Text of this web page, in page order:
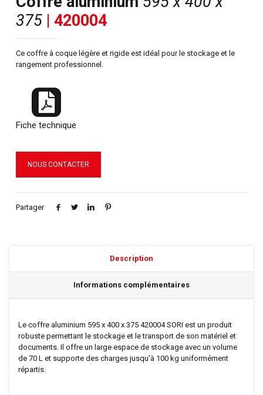
375 | 420004
Ce coffre à coque légère et rigide est idéal pour le stockage et le
rangement professionnel.
Fiche technique
NOUS CONTACTER
Partager
Description
Informations complémentaires
Le coffre aluminium 595 x 400 x 375 420004 SORI est un produit
robuste permettant le stockage et le transport de son matériel et
documents. Il offre un large espace de stockage avec un volume
de 70 L et supporte des charges jusqu'à 100 kg uniformément
répartis.